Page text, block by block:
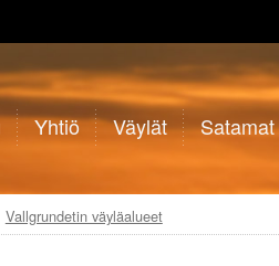
Yhtiö Väylät Satamat
Vallgrundetin väyläalueet